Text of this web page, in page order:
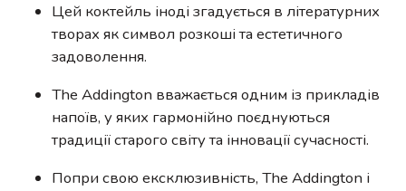
Цей коктейль іноді згадується в літературних
творах як символ розкоші та естетичного
задоволення.
The Addington вважається одним із прикладів
напоїв, у яких гармонійно поєднуються
традиції старого світу та інновації сучасності.
Попри свою ексклюзивність, The Addington і